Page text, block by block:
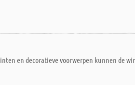
en decoratieve voorwerpen kunnen de